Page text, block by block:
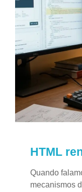
HTML
Quando
mecanismos